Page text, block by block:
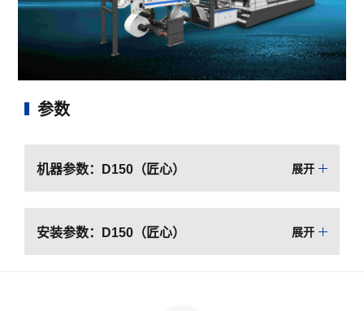
参数
机器参数：D150（匠心） 展开
安装参数：D150（匠心） 展开